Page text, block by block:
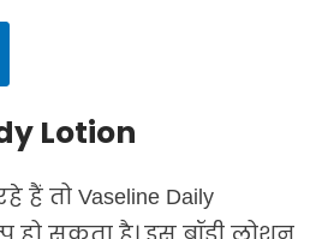
Lotion
तो Vaseline Daily
हो सकता है। इस बॉडी लोशन